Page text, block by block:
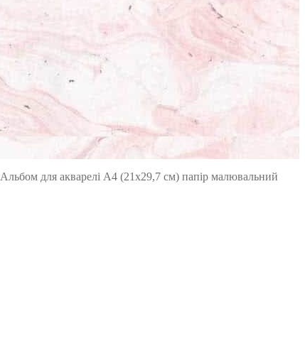
Альбом для акварелі А4 (21х29,7 см) папір малювальний